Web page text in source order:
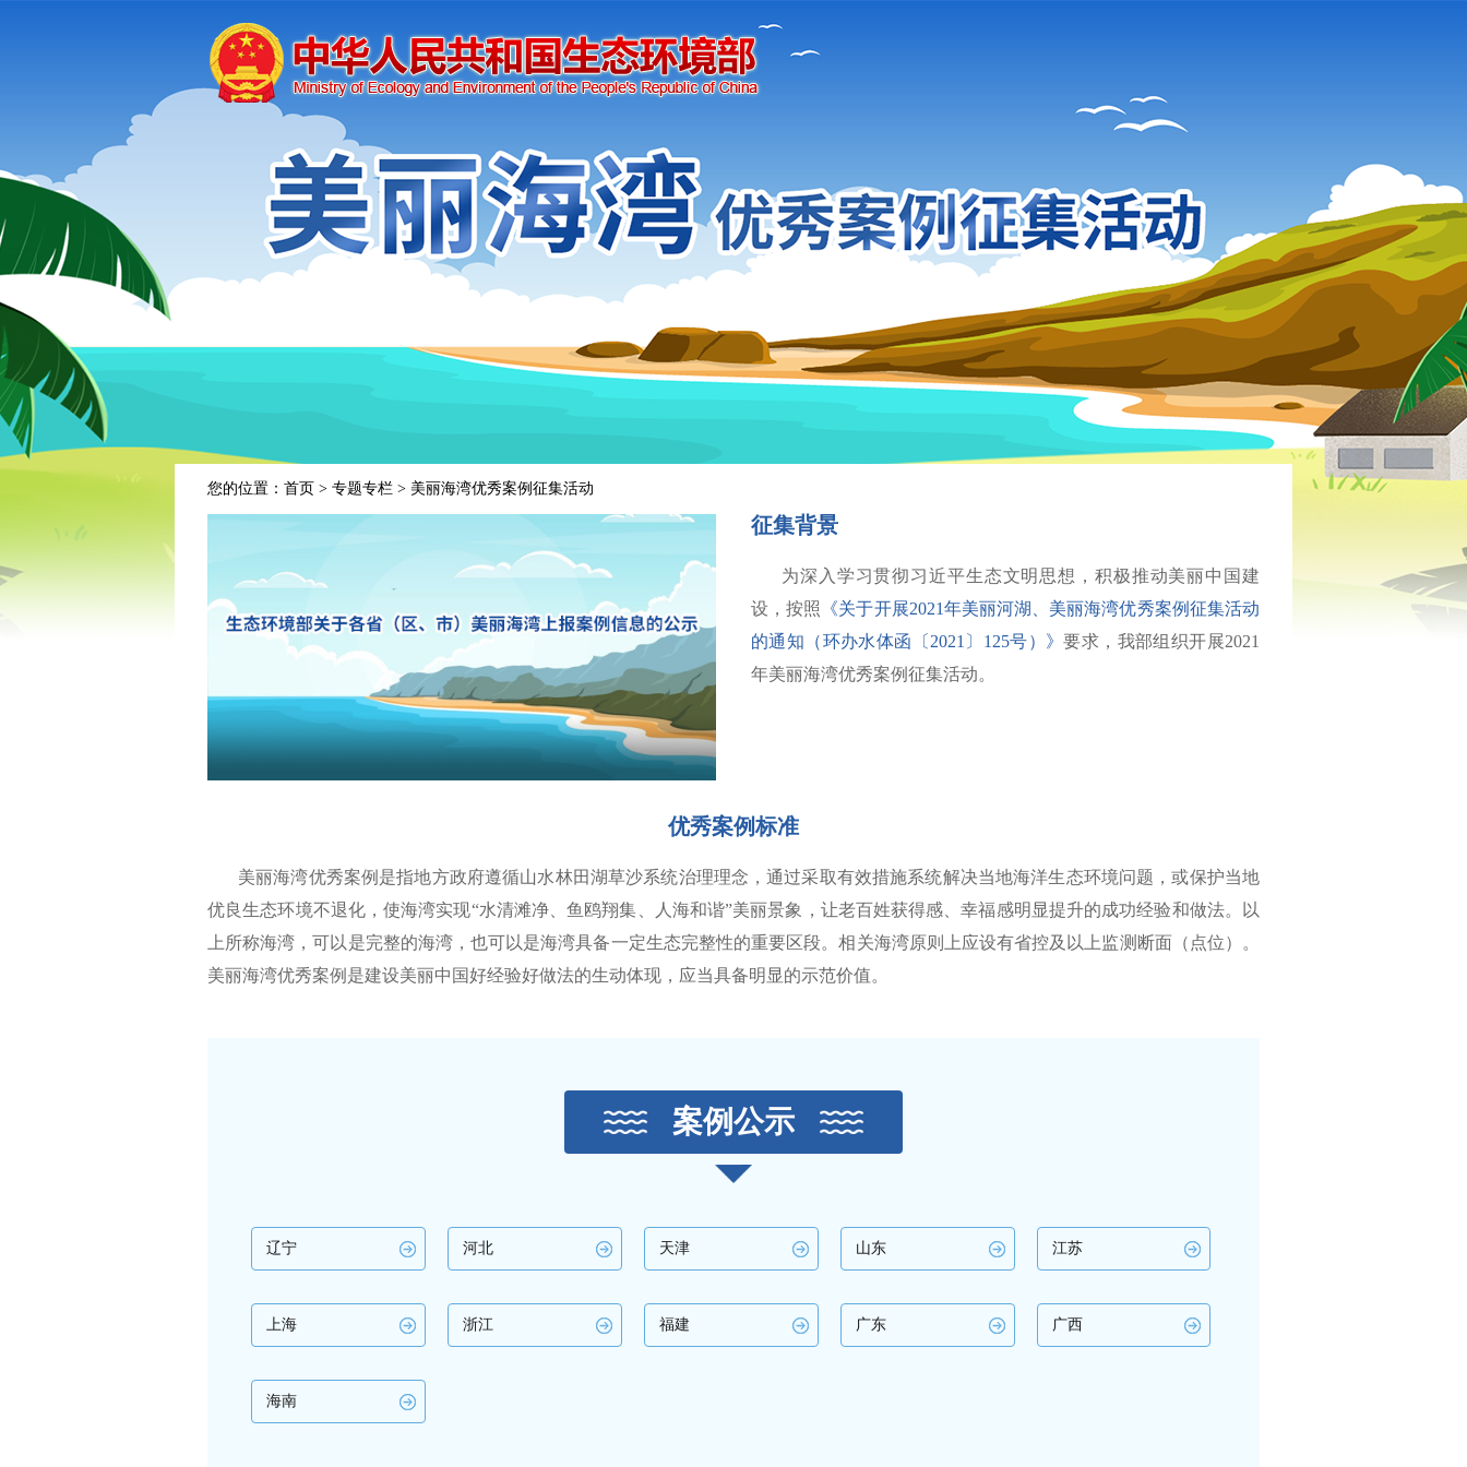
您的位置： 首页 > 专题专栏 > 美丽海湾优秀案例征集活动
征集背景
为深入学习贯彻习近平生态文明思想，积极推动美丽中国建
设，按照
《关于开展2021年美丽河湖、美丽海湾优秀案例征集活动
的通知（环办水体函〔2021〕125号）》要求，我部组织开展2021
年美丽海湾优秀案例征集活动。
优秀案例标准
美丽海湾优秀案例是指地方政府遵循山水林田湖草沙系统治理理念，通过采取有效措施系统解决当地海洋生态环境问题，或保护当地
优良生态环境不退化，使海湾实现“水清滩净、鱼鸥翔集、人海和谐”美丽景象，让老百姓获得感、幸福感明显提升的成功经验和做法。以
上所称海湾，可以是完整的海湾，也可以是海湾具备一定生态完整性的重要区段。相关海湾原则上应设有省控及以上监测断面（点位）。
美丽海湾优秀案例是建设美丽中国好经验好做法的生动体现，应当具备明显的示范价值。
案例公示
辽宁 河北 天津 山东 江苏
上海 浙江 福建 广东 广西
海南